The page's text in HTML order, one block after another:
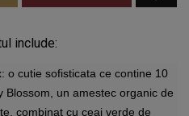
include:
: o cutie sofisticata ce contine 10
Blossom, un amestec organic de
combinat cu ceai verde de